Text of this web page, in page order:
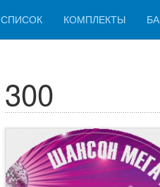
СПИСОК КОМПЛЕКТЫ
300